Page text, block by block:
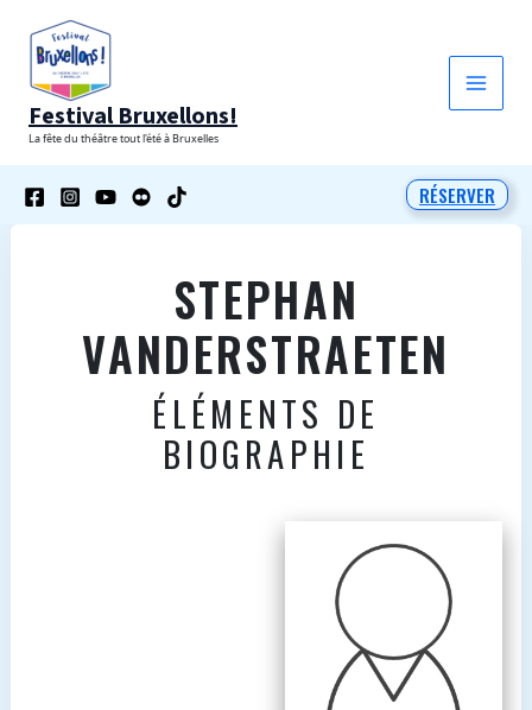
contenu
Festival Bruxellons!
La fête du théâtre tout l'été à Bruxelles
RÉSERVER
STEPHAN
VANDERSTRAETEN
ÉLÉMENTS DE
BIOGRAPHIE